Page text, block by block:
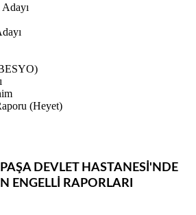
(Heyet)
DEVLET HASTANESİ'NDE
ENGELLİ RAPORLARI